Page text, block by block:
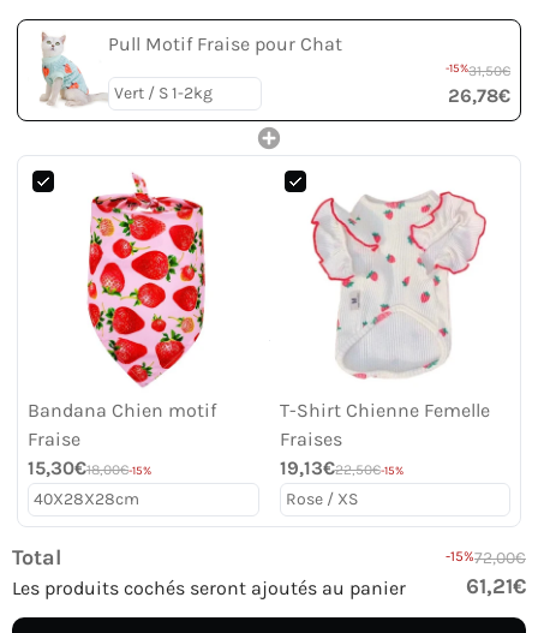
Pull Motif Fraise pour Chat
-15%31,50€
26,78€
Bandana Chien motif
Fraise
15,30€18,00€-15%
T-Shirt Chienne Femelle
Fraises
19,13€22,50€-15%
Total
Les produits cochés seront ajoutés au panier
-15%72,00€
61,21€